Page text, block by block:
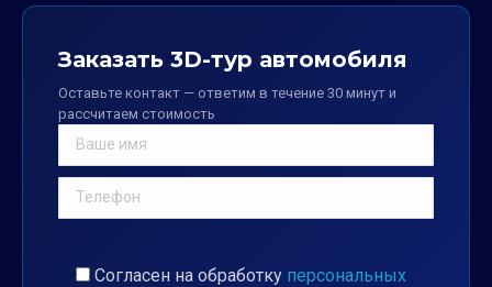
Заказать 3D-тур автомобиля
Оставьте контакт — ответим в течение 30 минут и
рассчитаем стоимость
Согласен на обработку персональных